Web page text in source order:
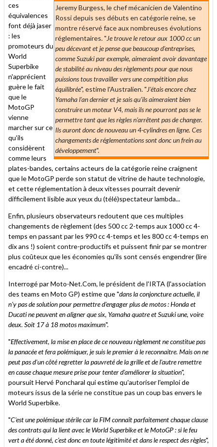
Jeremy Burgess, le chef mécanicien de Valentino
Rossi depuis ses débuts en catégorie reine, se
montre réservé face aux nombreuses évolutions
réglementaires. "Je trouve le retour aux 1000 cc un
peu décevant et je pense que beaucoup d’entreprises,
comme Suzuki par exemple, aimeraient avoir davantage
de stabilité au niveau des règlements pour que nous
puissions tous travailler vers une compétition plus
équilibrée", estime l'Australien. "J’étais encore chez
Yamaha l’an dernier et je sais qu’ils aimeraient bien
construire un moteur V4, mais ils ne pourront pas se le
permettre tant que les règles n’arrêtent pas de changer.
Ils auront donc de nouveau un 4-cylindres en ligne. Ces
changements de réglementations sont donc un frein au
développement".
ces
équivalences
font déjà jaser
: les
promoteurs du
World
Superbike
n'apprécient
guère le fait
que le
MotoGP
vienne
marcher sur ce
qu'ils
considèrent
comme leurs
plates-bandes, certains acteurs de la catégorie reine craignent
que le MotoGP perde son statut de vitrine de haute technologie,
et cette réglementation à deux vitesses pourrait devenir
difficilement lisible aux yeux du (télé)spectateur lambda...
Enfin, plusieurs observateurs redoutent que ces multiples
changements de règlement (des 500 cc 2-temps aux 1000 cc 4-
temps en passant par les 990 cc 4-temps et les 800 cc 4-temps en
dix ans !) soient contre-productifs et puissent finir par se montrer
plus coûteux que les économies qu'ils sont censés engendrer (lire
encadré ci-contre)...
Interrogé par Moto-Net.Com, le président de l'IRTA (l'association
des teams en Moto GP) estime que "dans la conjoncture actuelle, il
n'y pas de solution pour permettre d'engager plus de motos : Honda et
Ducati ne peuvent en aligner que six, Yamaha quatre et Suzuki une, voire
deux. Soit 17 à 18 motos maximum".
"Effectivement, la mise en place de ce nouveau règlement ne constitue pas
la panacée et fera polémiquer, je suis le premier à le reconnaitre. Mais on ne
peut pas d'un côté regretter la pauvreté de la grille et de l'autre remettre
en cause chaque mesure prise pour tenter d'améliorer la situation",
poursuit Hervé Poncharal qui estime qu'autoriser l'emploi de
moteurs issus de la série ne constitue pas un coup bas envers le
World Superbike.
"C'est une polémique stérile car la FIM connaît parfaitement chaque clause
des contrats qui la lient avec le World Superbike et le MotoGP : si le feu
vert a été donné, c'est donc en toute légitimité et dans le respect des règles",